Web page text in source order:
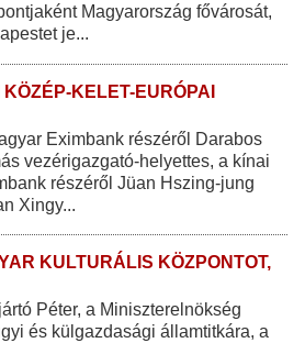
Magyarország fővárosát,
je...
KELET-EURÓPAI
Eximbank részéről Darabos
vezérigazgató-helyettes, a kínai
részéről Jüan Hszing-jung
Xingy...
KULTURÁLIS KÖZPONTOT,
Péter, a Miniszterelnökség
és külgazdasági államtitkára, a